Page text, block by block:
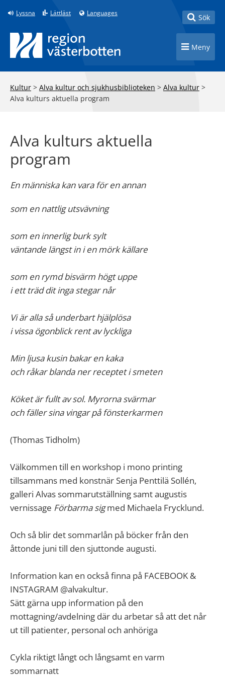
Till innehåll på sidan
Lyssna Lättläst Languages Toggle
Sök
Toggle
Meny
Kultur > Alva kultur och sjukhusbiblioteken > Alva kultur >
Alva kulturs aktuella program
Alva kulturs aktuella
program
En människa kan vara för en annan
som en nattlig utsvävning
som en innerlig burk sylt
väntande längst in i en mörk källare
som en rymd bisvärm högt uppe
i ett träd dit inga stegar når
Vi är alla så underbart hjälplösa
i vissa ögonblick rent av lyckliga
Min ljusa kusin bakar en kaka
och råkar blanda ner receptet i smeten
Köket är fullt av sol. Myrorna svärmar
och fäller sina vingar på fönsterkarmen
(Thomas Tidholm)
Välkommen till en workshop i mono printing
tillsammans med konstnär Senja Penttilä Sollén,
galleri Alvas sommarutställning samt augustis
vernissage Förbarma sigmed Michaela Frycklund.
Och så blir det sommarlån på böcker från den
åttonde juni till den sjuttonde augusti.
Information kan en också finna på FACEBOOK &
INSTAGRAM @alvakultur.
Sätt gärna upp information på den
mottagning/avdelning där du arbetar så att det når
ut till patienter, personal och anhöriga
Cykla riktigt långt och långsamt en varm
sommarnatt